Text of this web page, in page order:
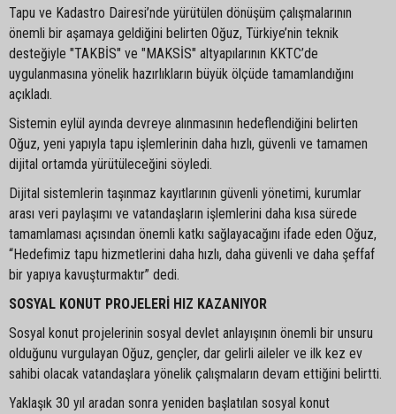
Tapu ve Kadastro Dairesi’nde yürütülen dönüşüm çalışmalarının
önemli bir aşamaya geldiğini belirten Oğuz, Türkiye’nin teknik
desteğiyle "TAKBİS" ve "MAKSİS" altyapılarının KKTC’de
uygulanmasına yönelik hazırlıkların büyük ölçüde tamamlandığını
açıkladı.
Sistemin eylül ayında devreye alınmasının hedeflendiğini belirten
Oğuz, yeni yapıyla tapu işlemlerinin daha hızlı, güvenli ve tamamen
dijital ortamda yürütüleceğini söyledi.
Dijital sistemlerin taşınmaz kayıtlarının güvenli yönetimi, kurumlar
arası veri paylaşımı ve vatandaşların işlemlerini daha kısa sürede
tamamlaması açısından önemli katkı sağlayacağını ifade eden Oğuz,
“Hedefimiz tapu hizmetlerini daha hızlı, daha güvenli ve daha şeffaf
bir yapıya kavuşturmaktır” dedi.
SOSYAL KONUT PROJELERİ HIZ KAZANIYOR
Sosyal konut projelerinin sosyal devlet anlayışının önemli bir unsuru
olduğunu vurgulayan Oğuz, gençler, dar gelirli aileler ve ilk kez ev
sahibi olacak vatandaşlara yönelik çalışmaların devam ettiğini belirtti.
Yaklaşık 30 yıl aradan sonra yeniden başlatılan sosyal konut